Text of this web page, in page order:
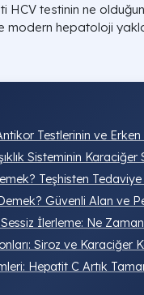
HCV testinin ne
modern hepatoloji
Testlerinin ve Erken
Sisteminin Karaciğer
Teşhisten Tedaviye
Güvenli Alan ve
İlerleme: Ne
Siroz ve Karaciğer
Hepatit C Artık